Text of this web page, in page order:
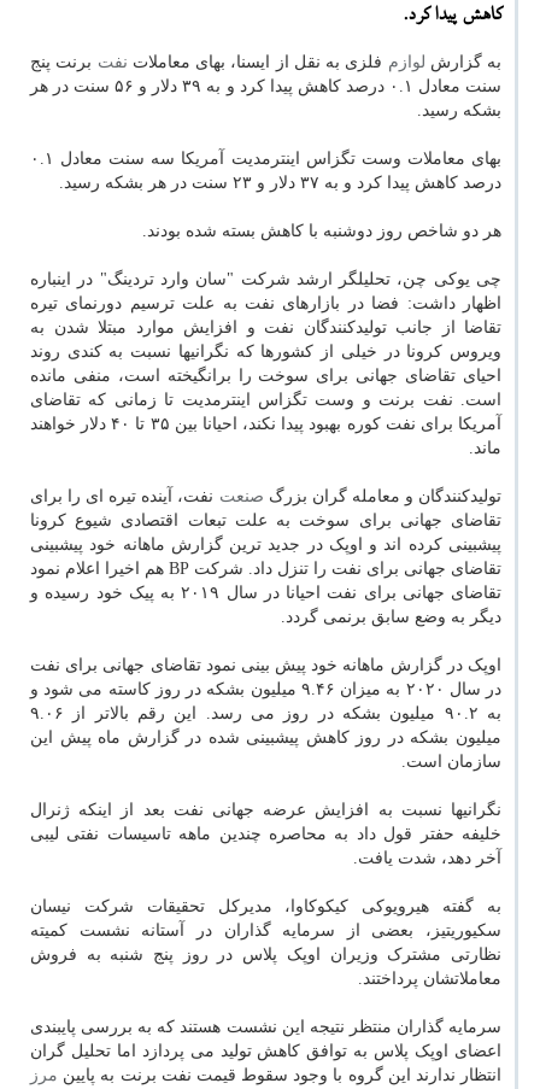
كاهش پیدا كرد.
به گزارش لوازم فلزی به نقل از ایسنا، بهای معاملات نفت برنت پنج
سنت معادل ۰.۱ درصد کاهش پیدا کرد و به ۳۹ دلار و ۵۶ سنت در هر
بشکه رسید.
بهای معاملات وست تگزاس اینترمدیت آمریکا سه سنت معادل ۰.۱
درصد کاهش پیدا کرد و به ۳۷ دلار و ۲۳ سنت در هر بشکه رسید.
هر دو شاخص روز دوشنبه با کاهش بسته شده بودند.
چی یوکی چن، تحلیلگر ارشد شرکت "سان وارد تردینگ" در اینباره
اظهار داشت: فضا در بازارهای نفت به علت ترسیم دورنمای تیره
تقاضا از جانب تولیدکنندگان نفت و افزایش موارد مبتلا شدن به
ویروس کرونا در خیلی از کشورها که نگرانیها نسبت به کندی روند
احیای تقاضای جهانی برای سوخت را برانگیخته است، منفی مانده
است. نفت برنت و وست تگزاس اینترمدیت تا زمانی که تقاضای
آمریکا برای نفت کوره بهبود پیدا نکند، احیانا بین ۳۵ تا ۴۰ دلار خواهند
ماند.
تولیدکنندگان و معامله گران بزرگ صنعت نفت، آینده تیره ای را برای
تقاضای جهانی برای سوخت به علت تبعات اقتصادی شیوع کرونا
پیشبینی کرده اند و اوپک در جدید ترین گزارش ماهانه خود پیشبینی
تقاضای جهانی برای نفت را تنزل داد. شرکت BP هم اخیرا اعلام نمود
تقاضای جهانی برای نفت احیانا در سال ۲۰۱۹ به پیک خود رسیده و
دیگر به وضع سابق برنمی گردد.
اوپک در گزارش ماهانه خود پیش بینی نمود تقاضای جهانی برای نفت
در سال ۲۰۲۰ به میزان ۹.۴۶ میلیون بشکه در روز کاسته می شود و
به ۹۰.۲ میلیون بشکه در روز می رسد. این رقم بالاتر از ۹.۰۶
میلیون بشکه در روز کاهش پیشبینی شده در گزارش ماه پیش این
سازمان است.
نگرانیها نسبت به افزایش عرضه جهانی نفت بعد از اینکه ژنرال
خلیفه حفتر قول داد به محاصره چندین ماهه تاسیسات نفتی لیبی
آخر دهد، شدت یافت.
به گفته هیرویوکی کیکوکاوا، مدیرکل تحقیقات شرکت نیسان
سکیوریتیز، بعضی از سرمایه گذاران در آستانه نشست کمیته
نظارتی مشترک وزیران اوپک پلاس در روز پنج شنبه به فروش
معاملاتشان پرداختند.
سرمایه گذاران منتظر نتیجه این نشست هستند که به بررسی پایبندی
اعضای اوپک پلاس به توافق کاهش تولید می پردازد اما تحلیل گران
انتظار ندارند این گروه با وجود سقوط قیمت نفت برنت به پایین مرز